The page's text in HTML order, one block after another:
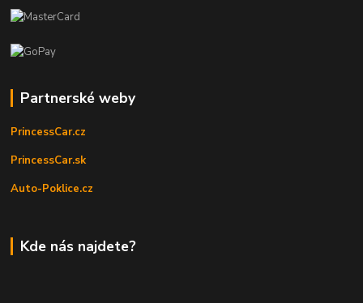
Partnerské weby
PrincessCar.cz
PrincessCar.sk
Auto-Poklice.cz
Kde nás najdete?